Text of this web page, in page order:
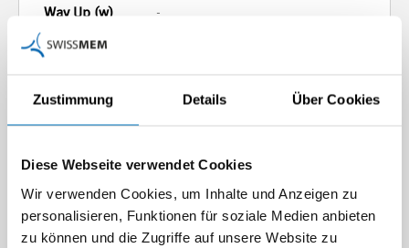
Zustimmung Details Über Cookies
Diese Webseite verwendet Cookies
Wir verwenden Cookies, um Inhalte und Anzeigen zu
personalisieren, Funktionen für soziale Medien anbieten
zu können und die Zugriffe auf unsere Website zu
-
2